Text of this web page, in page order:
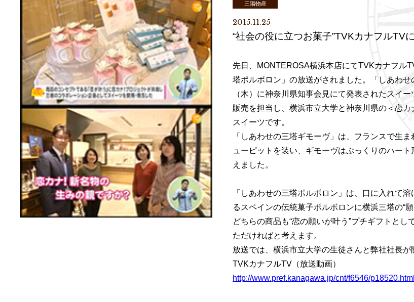
三陽物産
2015.11.25
“社会の役に立つお菓子”TVKカナフルTV
先日、 MONTEROSA横浜本店にてTVKカナフル
塔ポルボロン」の放送がされました。「しあわ
（木）に神奈川県知事会見にて発表されたスイー
販売を担当し、横浜市立大学と神奈川県の＜恋
スイーツです。
「しあわせの三塔ギモーヴ」は、フランスで生
ューピットを装い、ギモーヴはぷっくりのハー
えました。
「しあわせの三塔ポルボロン」は、口に入れて
るスペインの伝統菓子ポルボロンに横浜三塔の“
どちらの商品も“恋の願いが叶う”プチギフトとし
ただければと考えます。
放送では、横浜市立大学の生徒さんと弊社社長
TVKカナフルTV （放送動画）
http://www.pref.kanagawa.jp/cnt/f6546/